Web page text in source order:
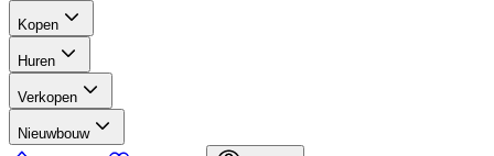
Kopen
Huren
Verkopen
Nieuwbouw